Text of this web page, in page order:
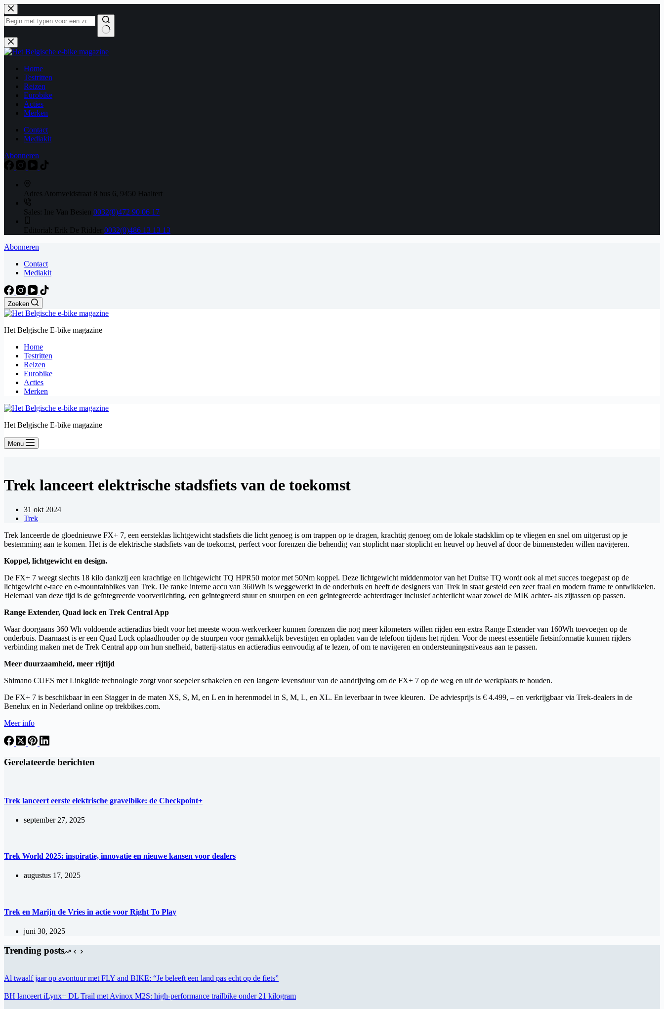
Ga
naar
de
Geen
resultaten
Home
Testritten
Reizen
Eurobike
Acties
Merken
Contact
Mediakit
Abonneren
Adres Atomveldstraat 8 bus 6, 9450 Haaltert
Sales: Ine Van Besien 0032(0)472 90 06 17
Editorial: Erik De Ridder 0032(0)486 13 13 13
Abonneren
Contact
Mediakit
Zoeken
Het Belgische E-bike magazine
Home
Testritten
Reizen
Eurobike
Acties
Merken
Het Belgische E-bike magazine
Menu
Trek lanceert elektrische stadsfiets van de toekomst
31 okt 2024
Trek
Trek lanceerde de gloednieuwe FX+ 7, een eersteklas lichtgewicht stadsfiets die licht genoeg is om trappen op te dragen, krachtig genoeg om de lokale stadsklim op te vliegen en snel om uitgerust op je
bestemming aan te komen. Het is de elektrische stadsfiets van de toekomst, perfect voor forenzen die behendig van stoplicht naar stoplicht en heuvel op heuvel af door de binnensteden willen navigeren.
Koppel, lichtgewicht en design.
De FX+ 7 weegt slechts 18 kilo dankzij een krachtige en lichtgewicht TQ HPR50 motor met 50Nm koppel. Deze lichtgewicht middenmotor van het Duitse TQ wordt ook al met succes toegepast op de
lichtgewicht e-race en e-mountainbikes van Trek. De ranke interne accu van 360Wh is weggewerkt in de onderbuis en heeft de designers van Trek in staat gesteld een zeer fraai en modern frame te ontwikkelen.
Helemaal van deze tijd is de geïntegreerde voorverlichting, een geïntegreerd stuur en stuurpen en een geïntegreerde achterdrager inclusief achterlicht waar zowel de MIK achter- als zijtassen op passen.
Range Extender, Quad lock en Trek Central App
Waar doorgaans 360 Wh voldoende actieradius biedt voor het meeste woon-werkverkeer kunnen forenzen die nog meer kilometers willen rijden een extra Range Extender van 160Wh toevoegen op de
onderbuis. Daarnaast is er een Quad Lock oplaadhouder op de stuurpen voor gemakkelijk bevestigen en opladen van de telefoon tijdens het rijden. Voor de meest essentiële fietsinformatie kunnen rijders
verbinding maken met de Trek Central app om hun snelheid, batterij-status en actieradius eenvoudig af te lezen, of om te navigeren en ondersteuningsniveaus aan te passen.
Meer duurzaamheid, meer rijtijd
Shimano CUES met Linkglide technologie zorgt voor soepeler schakelen en een langere levensduur van de aandrijving om de FX+ 7 op de weg en uit de werkplaats te houden.
De FX+ 7 is beschikbaar in een Stagger in de maten XS, S, M, en L en in herenmodel in S, M, L, en XL. En leverbaar in twee kleuren. De adviesprijs is € 4.499, – en verkrijgbaar via Trek-dealers in de
Benelux en in Nederland online op trekbikes.com.
Meer info
Gerelateerde berichten
Trek lanceert eerste elektrische gravelbike: de Checkpoint+
september 27, 2025
Trek World 2025: inspiratie, innovatie en nieuwe kansen voor dealers
augustus 17, 2025
Trek en Marijn de Vries in actie voor Right To Play
juni 30, 2025
Trending posts
Al twaalf jaar op avontuur met FLY and BIKE: “Je beleeft een land pas echt op de fiets”
BH lanceert iLynx+ DL Trail met Avinox M2S: high-performance trailbike onder 21 kilogram